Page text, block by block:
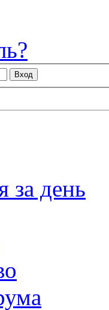
за день